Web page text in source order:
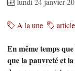
A la une
En même temps
que la pauvreté et